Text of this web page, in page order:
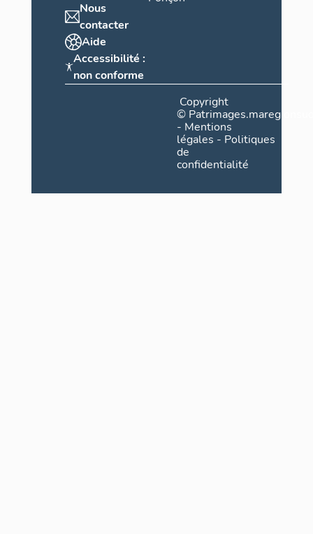
Nous
contacter
Aide
Accessibilité :
non conforme
Copyright
©
- Mentions
légales - Politiques
de
confidentialité